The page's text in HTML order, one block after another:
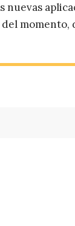
nuevas
momento,